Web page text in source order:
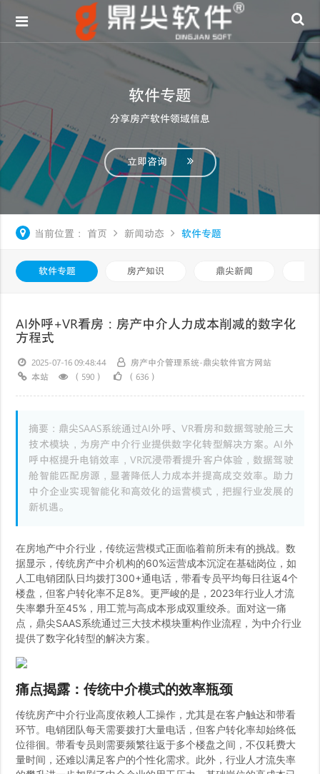
软件专题
分享房产软件领域信息
立即咨询
当前位置： 首页 新闻动态 软件专题
软件专题 房产知识 鼎尖新闻
AI外呼+VR看房：房产中介人力成本削减的数字化
方程式
2025-07-16 09:48:44
房产中介管理系统-鼎尖软件官方网站
本站
（590） （636）
摘要：鼎尖SAAS系统通过AI外呼、VR看房和数据驾驶舱三大
技术模块，为房产中介行业提供数字化转型解决方案。AI外
呼中枢提升电销效率，VR沉浸带看提升客户体验，数据驾驶
舱智能匹配房源，显著降低人力成本并提高成交效率。助力
中介企业实现智能化和高效化的运营模式，把握行业发展的
新机遇。
在房地产中介行业，传统运营模式正面临着前所未有的挑战。数
据显示，传统房产中介机构的60%运营成本沉淀在基础岗位，如
人工电销团队日均拨打300+通电话，带看专员平均每日往返4个
楼盘，但客户转化率不足8%。更严峻的是，2023年行业人才流
失率攀升至45%，用工荒与高成本形成双重绞杀。面对这一痛
点，鼎尖SAAS系统通过三大技术模块重构作业流程，为中介行业
提供了数字化转型的解决方案。
痛点揭露：传统中介模式的效率瓶颈
传统房产中介行业高度依赖人工操作，尤其是在客户触达和带看
环节。电销团队每天需要拨打大量电话，但客户转化率却始终低
位徘徊。带看专员则需要频繁往返于多个楼盘之间，不仅耗费大
量时间，还难以满足客户的个性化需求。此外，行业人才流失率